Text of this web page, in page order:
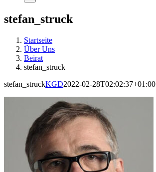
stefan_struck
Startseite
Über Uns
Beirat
stefan_struck
stefan_struckKGD2022-02-28T02:02:37+01:00